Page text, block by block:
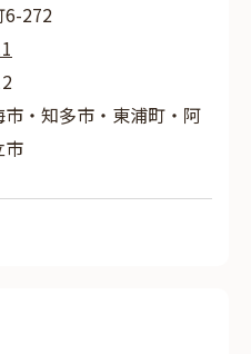
6-272
・知多市・東浦町・阿
市